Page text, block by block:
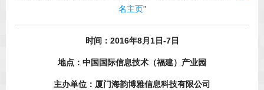
名主页”
时间：2016年8月1日-7日
地点：中国国际信息技术（福建）产业园
主办单位：厦门海韵博雅信息科技有限公司